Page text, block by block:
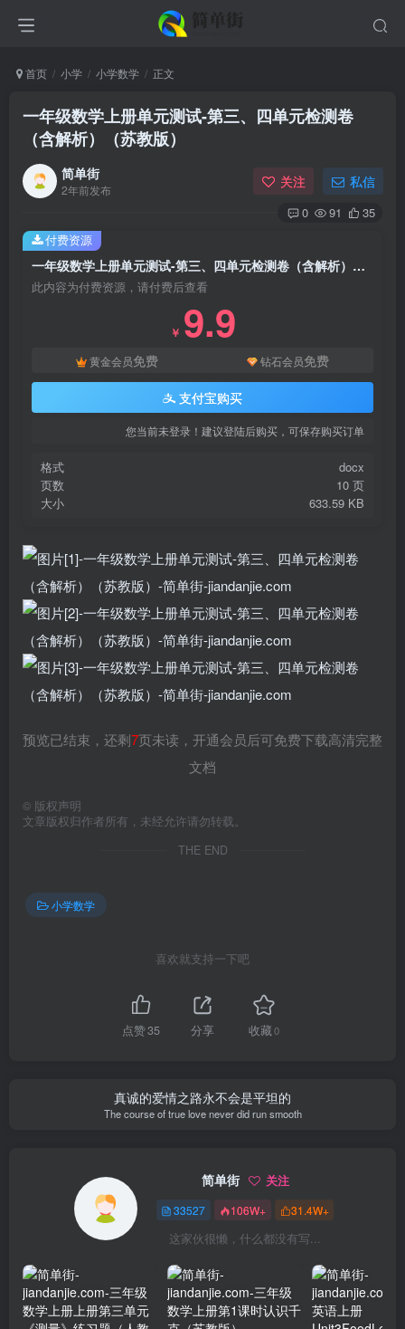
首页 小学 小学数学 正文
一年级数学上册单元测试-第三、四单元检测卷
（含解析）（苏教版）
简单街
2年前发布 关注 私信
0 91 35
一年级数学上册单元测试-第三、四单元检测卷（含解析）（苏教版）
此内容为付费资源，请付费后查看
￥ 9.9
黄金会员免费 钻石会员免费
支付宝购买
您当前未登录！建议登陆后购买，可保存购买订单
格式
docx
页数
10 页
大小
633.59 KB
付费资源
预览已结束，还剩7页未读，开通会员后可免费下载高清完整
文档
© 版权声明
文章版权归作者所有，未经允许请勿转载。
THE END
小学数学
喜欢就支持一下吧
点赞35 分享 收藏0
真诚的爱情之路永不会是平坦的
The course of true love never did run smooth
简单街 关注
33527 106W+ 31.4W+
这家伙很懒，什么都没有写...